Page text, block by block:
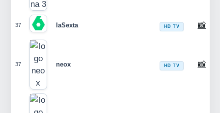
37 laSexta HD TV 📸
37 neox HD TV 📸